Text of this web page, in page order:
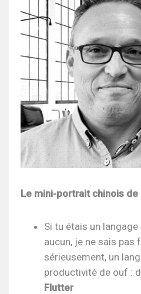
Le mini-portrait chinois de
Si tu étais un
aucun, je ne sais pas
sérieusement, un
productivité de ouf :
Flutter